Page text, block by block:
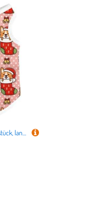
Abnehmbares Hundekleidungsstück, langlebig, Hundekleidung, Neuheit, Make-up-Kleidung für Besitzer, einfach zu tragende Kleidung